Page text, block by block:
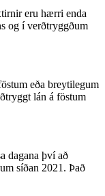
eru hærri enda
og í verðtryggðum
eða breytilegum
lán á föstum
dagana því að
síðan 2021. Það